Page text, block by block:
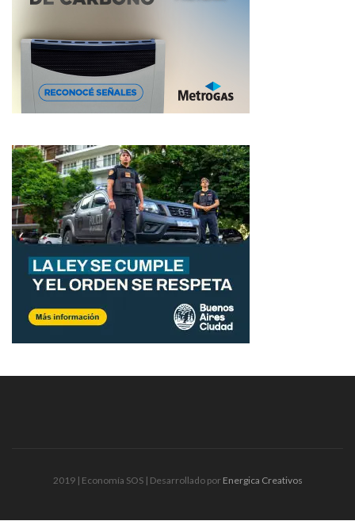
2019 | Economía SOS | Desarrollado por Energica Creativos